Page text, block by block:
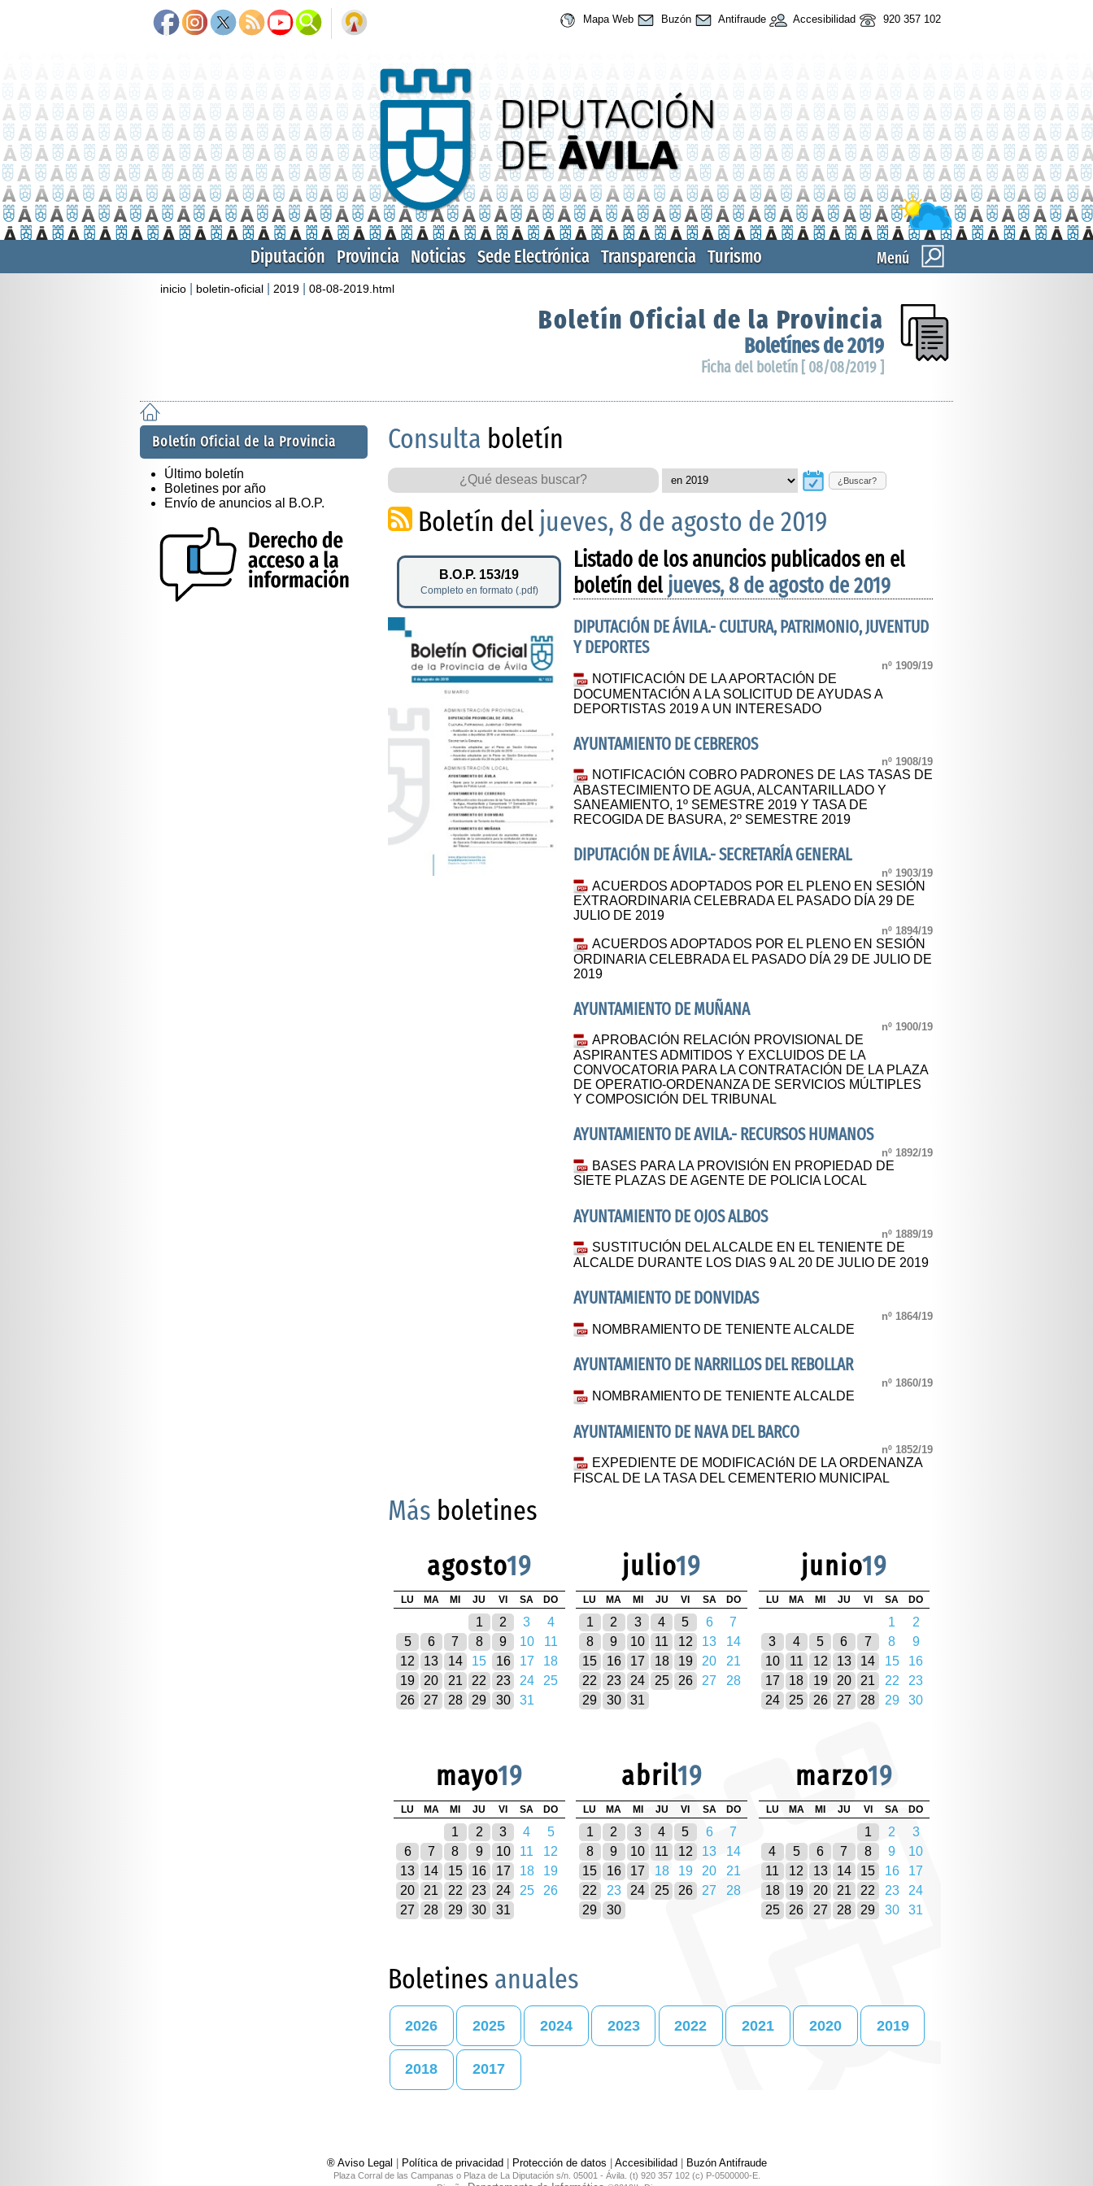
Mapa Web Buzón Antifraude Accesibilidad 920 357 102
Menú
Diputación Provincia Noticias Sede Electrónica Transparencia Turismo
inicio boletin-oficial 2019 08-08-2019.html
Boletín Oficial de la Provincia
Boletínes de 2019
Ficha del boletín [ 08/08/2019 ]
Boletín Oficial de la Provincia
Último boletín
Boletines por año
Envío de anuncios al B.O.P.
Consulta boletín
¿Buscar?
Boletín del jueves, 8 de agosto de 2019
B.O.P. 153/19
Completo en formato (.pdf)
Listado de los anuncios publicados en el
boletín del jueves, 8 de agosto de 2019
DIPUTACIÓN DE ÁVILA.- CULTURA, PATRIMONIO, JUVENTUD
Y DEPORTES
nº 1909/19
NOTIFICACIÓN DE LA APORTACIÓN DE
DOCUMENTACIÓN A LA SOLICITUD DE AYUDAS A
DEPORTISTAS 2019 A UN INTERESADO
AYUNTAMIENTO DE CEBREROS
nº 1908/19
NOTIFICACIÓN COBRO PADRONES DE LAS TASAS DE
ABASTECIMIENTO DE AGUA, ALCANTARILLADO Y
SANEAMIENTO, 1º SEMESTRE 2019 Y TASA DE
RECOGIDA DE BASURA, 2º SEMESTRE 2019
DIPUTACIÓN DE ÁVILA.- SECRETARÍA GENERAL
nº 1903/19
ACUERDOS ADOPTADOS POR EL PLENO EN SESIÓN
EXTRAORDINARIA CELEBRADA EL PASADO DÍA 29 DE
JULIO DE 2019
nº 1894/19
ACUERDOS ADOPTADOS POR EL PLENO EN SESIÓN
ORDINARIA CELEBRADA EL PASADO DÍA 29 DE JULIO DE
2019
AYUNTAMIENTO DE MUÑANA
nº 1900/19
APROBACIÓN RELACIÓN PROVISIONAL DE
ASPIRANTES ADMITIDOS Y EXCLUIDOS DE LA
CONVOCATORIA PARA LA CONTRATACIÓN DE LA PLAZA
DE OPERATIO-ORDENANZA DE SERVICIOS MÚLTIPLES
Y COMPOSICIÓN DEL TRIBUNAL
AYUNTAMIENTO DE AVILA.- RECURSOS HUMANOS
nº 1892/19
BASES PARA LA PROVISIÓN EN PROPIEDAD DE
SIETE PLAZAS DE AGENTE DE POLICIA LOCAL
AYUNTAMIENTO DE OJOS ALBOS
nº 1889/19
SUSTITUCIÓN DEL ALCALDE EN EL TENIENTE DE
ALCALDE DURANTE LOS DIAS 9 AL 20 DE JULIO DE 2019
AYUNTAMIENTO DE DONVIDAS
nº 1864/19
NOMBRAMIENTO DE TENIENTE ALCALDE
AYUNTAMIENTO DE NARRILLOS DEL REBOLLAR
nº 1860/19
NOMBRAMIENTO DE TENIENTE ALCALDE
AYUNTAMIENTO DE NAVA DEL BARCO
nº 1852/19
EXPEDIENTE DE MODIFICACIóN DE LA ORDENANZA
FISCAL DE LA TASA DEL CEMENTERIO MUNICIPAL
Más boletines
agosto19
LU MA MI JU VI SA DO
1 2 3
4
5
6 7 8 9 10
11
12
13 14 15 16 17
18
19
20 21 22 23 24
25
26
27 28 29 30 31
julio19
LU MA MI JU VI SA DO
1 2 3 4 5 6
7
8
9 10 11 12 13
14
15
16 17 18 19 20
21
22
23 24 25 26 27
28
29
30 31
junio19
LU MA MI JU VI SA DO
1
2
3
4 5 6 7 8
9
10
11 12 13 14 15
16
17
18 19 20 21 22
23
24
25 26 27 28 29 30
mayo19
LU MA MI JU VI SA DO
1 2 3 4
5
6
7 8 9 10 11
12
13
14 15 16 17 18
19
20
21 22 23 24 25
26
27
28 29 30 31
abril19
LU MA MI JU VI SA DO
1 2 3 4 5 6
7
8
9 10 11 12 13
14
15
16 17 18 19 20
21
22
23 24 25 26 27
28
29
30
marzo19
LU MA MI JU VI SA DO
1 2
3
4
5 6 7 8 9
10
11
12 13 14 15 16
17
18
19 20 21 22 23
24
25
26 27 28 29 30 31
Boletines anuales
2026 2025 2024 2023 2022 2021 2020 2019
2018 2017
® Aviso Legal Política de privacidad Protección de datos Accesibilidad Buzón Antifraude
Plaza Corral de las Campanas o Plaza de La Diputación s/n. 05001 - Ávila. (t) 920 357 102 (c) P-0500000-E.